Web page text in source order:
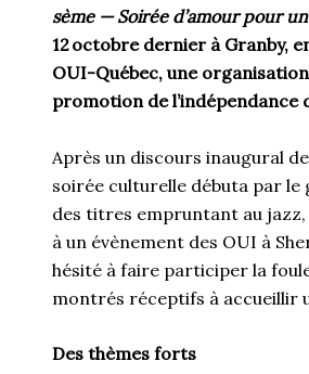
sème — Soirée d’amour pour
12 octobre dernier à Granby,
OUI-Québec, une
promotion de l’indépendance
Après un discours inaugural
soirée culturelle débuta par
des titres empruntant au jazz,
à un évènement des OUI à
hésité à faire participer la
montrés réceptifs à accueillir
Des thèmes forts